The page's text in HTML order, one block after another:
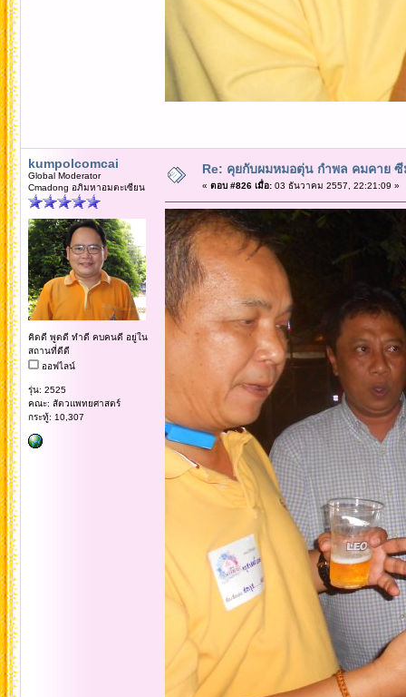
kumpolcomcai
Global Moderator
Cmadong อภิมหาอมตะเซียน
คิดดี พูดดี ทำดี คบคนดี อยู่ใน
สถานที่ดีดี
ออฟไลน์
รุ่น: 2525
คณะ: สัตวแพทยศาสตร์
กระทู้: 10,307
Re: คุยกับผมหมอตุ่น กำพล คมคาย
« ตอบ #826 เมื่อ:03 ธันวาคม 2557, 22:21:09 »